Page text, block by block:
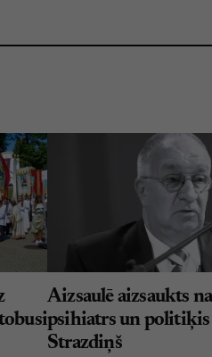
Aizsaulē aizsaukts
psihiatrs un politiķis
Strazdiņš